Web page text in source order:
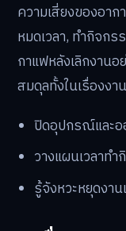
ความเสี่ยงของอา
หมดเวลา, ทำกิจก
กาแฟหลังเลิกงานอ
สมดุลทั้งในเรื่องงา
ปิดอุปกรณ์และอ
วางแผนเวลาท
รู้จังหวะหยุดงา